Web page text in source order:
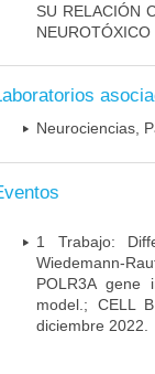
SU RELACIÓN
NEUROTÓXICO
Neurociencias,
1 Trabajo:
Wiedemann-
POLR3A gene
model.; CELL
diciembre 2022.